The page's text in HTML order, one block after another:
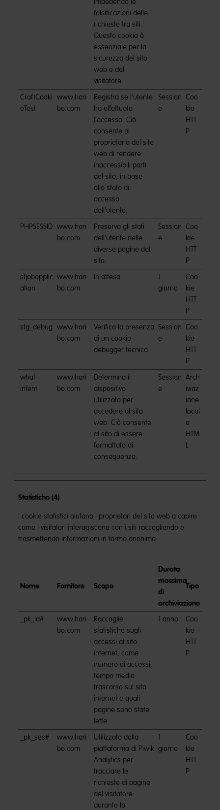
falsificazioni delle
richieste tra siti.
Questo cookie è
essenziale per la
sicurezza del sito
web e del
visitatore.
CraftCooki
eTest
www.hari
bo.com
Registra se l'utente
ha effettuato
l'accesso. Ciò
consente al
proprietario del sito
web di rendere
inaccessibili parti
del sito, in base
allo stato di
accesso
dell'utente.
Session
e
Coo
kie
HTT
P
PHPSESSID www.hari
bo.com
Preserva gli stati
dell'utente nelle
diverse pagine del
sito.
Session
e
Coo
kie
HTT
P
sfjobapplic
ation
www.hari
bo.com
In attesa
1
giorno
Coo
kie
HTT
P
stg_debug www.hari
bo.com
Verifica la presenza
di un cookie
debugger tecnico.
Session
e
Coo
kie
HTT
P
what-
intent
www.hari
bo.com
Determina il
dispositivo
utilizzato per
accedere al sito
web. Ciò consente
al sito di essere
formattato di
conseguenza.
Session
e
Arch
iviaz
ione
local
e
HTM
L
Statistiche (4)
I cookie statistici aiutano i proprietari del sito web a capire
come i visitatori interagiscono con i siti raccogliendo e
trasmettendo informazioni in forma anonima.
Nome Fornitore Scopo
Durata
massima
di
archiviazione
Tipo
_pk_id#
www.hari
bo.com
Raccoglie
statistiche sugli
accessi al sito
internet, come
numero di accessi,
tempo medio
trascorso sul sito
internet e quali
pagine sono state
lette.
1 anno
Coo
kie
HTT
P
_pk_ses#
www.hari
bo.com
Utilizzato dalla
piattaforma di Piwik
Analytics per
tracciare le
richieste di pagine
del visitatore
durante la
1
giorno
Coo
kie
HTT
P